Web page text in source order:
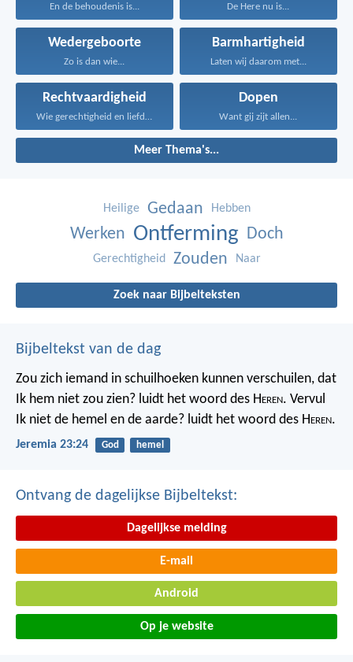
En de behoudenis is... De Here nu is...
Wedergeboorte
Zo is dan wie...
Barmhartigheid
Laten wij daarom met...
Rechtvaardigheid
Wie gerechtigheid en liefde...
Dopen
Want gij zijt allen...
Meer Thema's...
Heilige Gedaan Hebben
Werken Ontferming Doch
Gerechtigheid Zouden Naar
Zoek naar Bijbelteksten
Bijbeltekst van de dag
Zou zich iemand in schuilhoeken kunnen verschuilen, dat
Ik hem niet zou zien? luidt het woord des Heren. Vervul
Ik niet de hemel en de aarde? luidt het woord des Heren.
Jeremia 23:24 God hemel
Ontvang de dagelijkse Bijbeltekst:
Dagelijkse melding
E-mail
Android
Op je website